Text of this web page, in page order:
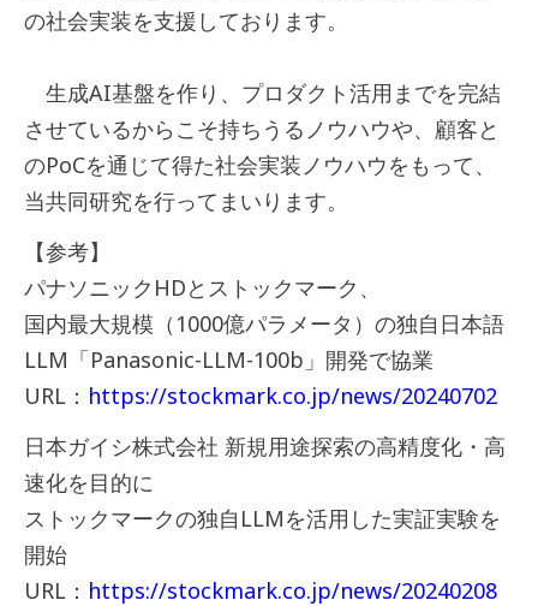
の社会実装を支援しております。
生成AI基盤を作り、プロダクト活用までを完結
させているからこそ持ちうるノウハウや、顧客と
のPoCを通じて得た社会実装ノウハウをもって、
当共同研究を行ってまいります。
【参考】
パナソニックHDとストックマーク、
国内最大規模（1000億パラメータ）の独自日本語
LLM「Panasonic-LLM-100b」開発で協業
URL： https://stockmark.co.jp/news/20240702
日本ガイシ株式会社 新規用途探索の高精度化・高
速化を目的に
ストックマークの独自LLMを活用した実証実験を
開始
URL： https://stockmark.co.jp/news/20240208